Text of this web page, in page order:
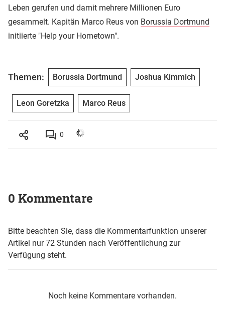
Leben gerufen und damit mehrere Millionen Euro
gesammelt. Kapitän Marco Reus von Borussia Dortmund
initiierte "Help your Hometown".
Themen: Borussia Dortmund Joshua Kimmich
Leon Goretzka Marco Reus
0
0 Kommentare
Bitte beachten Sie, dass die Kommentarfunktion unserer
Artikel nur 72 Stunden nach Veröffentlichung zur
Verfügung steht.
Noch keine Kommentare vorhanden.